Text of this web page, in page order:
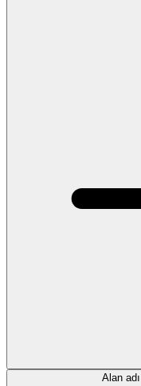
Alan